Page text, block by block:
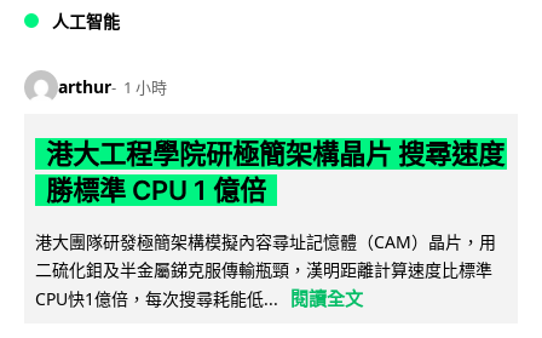
人工智能
arthur 1 小時
港大工程學院研極簡架構晶片 搜尋速度
勝標準 CPU 1 億倍
港大團隊研發極簡架構模擬內容尋址記憶體（CAM）晶片，用
二硫化鉬及半金屬銻克服傳輸瓶頸，漢明距離計算速度比標準
CPU快1億倍，每次搜尋耗能低...
閱讀全文